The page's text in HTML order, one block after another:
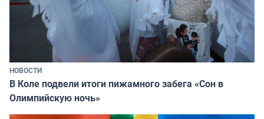
НОВОСТИ
В Коле подвели итоги пижамного забега «Сон в
Олимпийскую ночь»